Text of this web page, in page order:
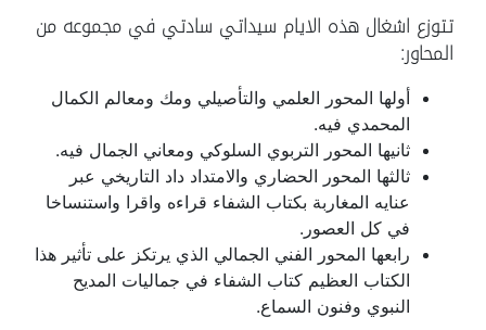
تتوزع اشغال هذه الايام سيداتي سادتي في مجموعه من
المحاور:
أولها المحور العلمي والتأصيلي ومك ومعالم الكمال
المحمدي فيه.
ثانيها المحور التربوي السلوكي ومعاني الجمال فيه.
ثالثها المحور الحضاري والامتداد داد التاريخي عبر
عنايه المغاربة بكتاب الشفاء قراءه واقرا واستنساخا
في كل العصور.
رابعها المحور الفني الجمالي الذي يرتكز على تأثير هذا
الكتاب العظيم كتاب الشفاء في جماليات المديح
النبوي وفنون السماع.